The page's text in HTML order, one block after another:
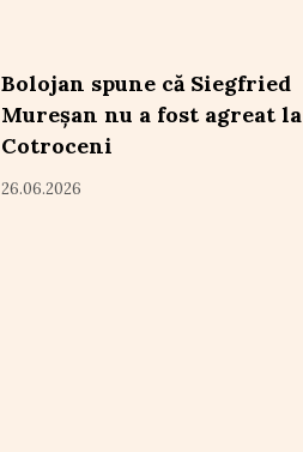
Bolojan spune că Siegfried
Mureșan nu a fost agreat la
Cotroceni
26.06.2026